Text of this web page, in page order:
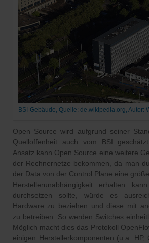
BSI-Gebäude, Quelle: de.wikipedia.org, Autor:
Open Source wird aufgrund seiner
Quelloffenheit auch vom BSI
Ansatz kann Open Source eine weitere
der Rechnernetze bekommen, da man
der Data von der Control Plane eine
Herstellerunabhängigkeit erhalten
durchsetzen sollte, würde es
Hardware zu beziehen und diese mit
zu betreiben. So werden Switches
Möglich macht dies das Protokoll
einigen Herstellerkomponenten (u.a. HP,